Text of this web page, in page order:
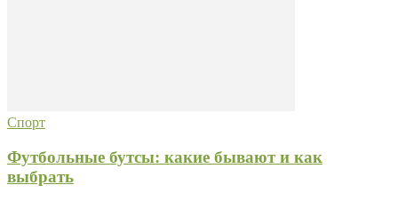
Спорт
Футбольные бутсы: какие бывают и как
выбрать